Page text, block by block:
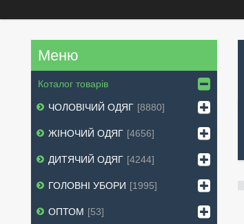
Коталог товарів
ЧОЛОВІЧИЙ ОДЯГ 8880
ЖІНОЧИЙ ОДЯГ 4656
ДИТЯЧИЙ ОДЯГ 4244
ГОЛОВНІ УБОРИ 1995
ОПТОМ 53